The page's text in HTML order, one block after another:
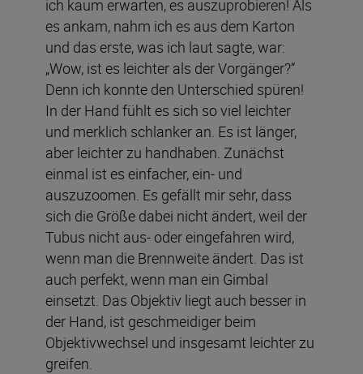
ich kaum erwarten, es auszuprobieren! Als
es ankam, nahm ich es aus dem Karton
und das erste, was ich laut sagte, war:
„Wow, ist es leichter als der Vorgänger?“
Denn ich konnte den Unterschied spüren!
In der Hand fühlt es sich so viel leichter
und merklich schlanker an. Es ist länger,
aber leichter zu handhaben. Zunächst
einmal ist es einfacher, ein- und
auszuzoomen. Es gefällt mir sehr, dass
sich die Größe dabei nicht ändert, weil der
Tubus nicht aus- oder eingefahren wird,
wenn man die Brennweite ändert. Das ist
auch perfekt, wenn man ein Gimbal
einsetzt. Das Objektiv liegt auch besser in
der Hand, ist geschmeidiger beim
Objektivwechsel und insgesamt leichter zu
greifen.